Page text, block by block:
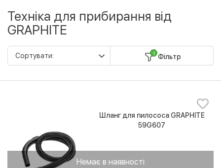
Техніка для прибирання від
GRAPHITE
1 Фільтр
Немає в наявності
Шланг для пилососа GRAPHITE
59G607